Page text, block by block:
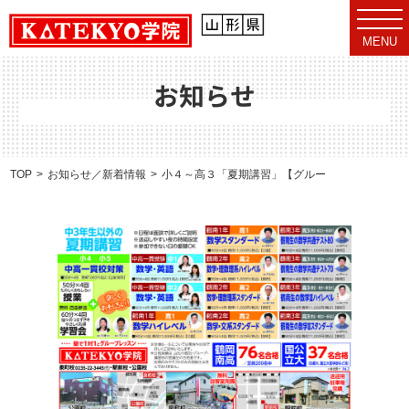
t
o
g
g
l
e
n
v
i
g
MENU
お知らせ
TOP お知らせ／新着情報 小４～高３「夏期講習」【グループ型授業】